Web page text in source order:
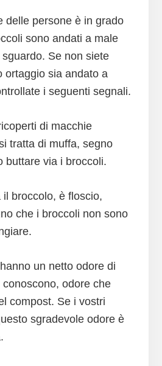
delle persone è in grado
sono andati a male
Se non siete
ortaggio sia andato a
i seguenti segnali.
di macchie
tratta di muffa, segno
buttare via i broccoli.
broccolo, è floscio,
che i broccoli non sono
un netto odore di
odore che
compost. Se i vostri
sgradevole odore è